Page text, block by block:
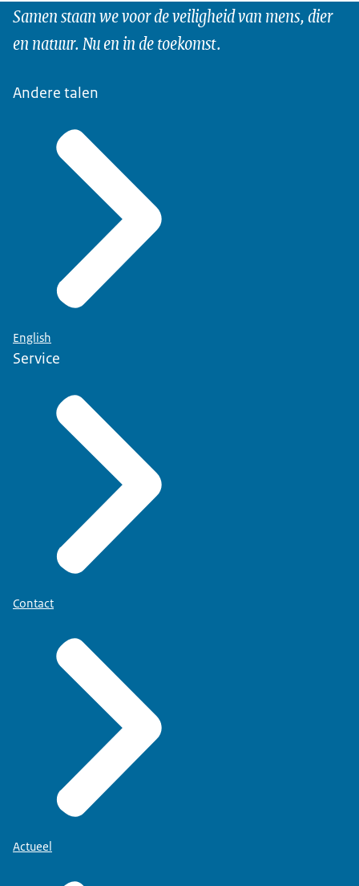
Samen staan we voor de veiligheid van mens, dier
en natuur. Nu en in de toekomst.
Andere talen
English
Service
Contact
Actueel